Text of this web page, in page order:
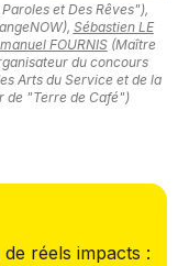
et Des Rêves"),
Sébastien LE
FOURNIS(Maître
du concours
Arts du Service et de la
de "Terre de Café")
réels impacts :